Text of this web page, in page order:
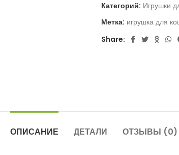
Категорий: Игрушки
Метка: игрушка для
Share:
ОПИСАНИЕ ДЕТАЛИ ОТЗЫВЫ (0)